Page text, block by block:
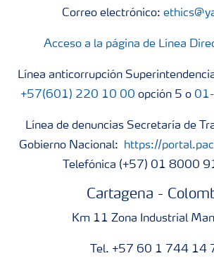
Correo electrónico:
Acceso a la página de Línea
Línea anticorrupción
+57(601) 220 10 00 opción 5 o
Línea de denuncias Secretaría de
Gobierno Nacional:
https://
Telefónica (+57) 01 8000
Cartagena -
Km 11 Zona Industrial
Tel. +57 60 1 744 14